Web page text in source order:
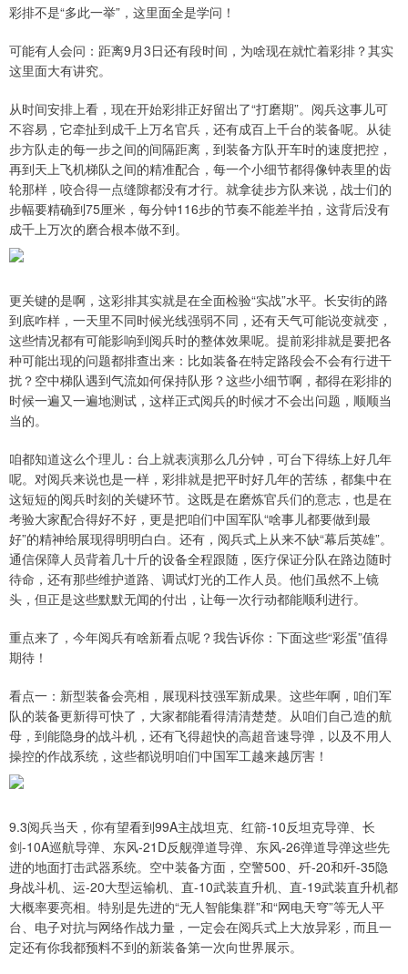
彩排不是“多此一举”，这里面全是学问！
可能有人会问：距离9月3日还有段时间，为啥现在就忙着彩排？其实
这里面大有讲究。
从时间安排上看，现在开始彩排正好留出了“打磨期”。阅兵这事儿可
不容易，它牵扯到成千上万名官兵，还有成百上千台的装备呢。从徒
步方队走的每一步之间的间隔距离，到装备方队开车时的速度把控，
再到天上飞机梯队之间的精准配合，每一个小细节都得像钟表里的齿
轮那样，咬合得一点缝隙都没有才行。就拿徒步方队来说，战士们的
步幅要精确到75厘米，每分钟116步的节奏不能差半拍，这背后没有
成千上万次的磨合根本做不到。
更关键的是啊，这彩排其实就是在全面检验“实战”水平。长安街的路
到底咋样，一天里不同时候光线强弱不同，还有天气可能说变就变，
这些情况都有可能影响到阅兵时的整体效果呢。提前彩排就是要把各
种可能出现的问题都排查出来：比如装备在特定路段会不会有行进干
扰？空中梯队遇到气流如何保持队形？这些小细节啊，都得在彩排的
时候一遍又一遍地测试，这样正式阅兵的时候才不会出问题，顺顺当
当的。
咱都知道这么个理儿：台上就表演那么几分钟，可台下得练上好几年
呢。对阅兵来说也是一样，彩排就是把平时好几年的苦练，都集中在
这短短的阅兵时刻的关键环节。这既是在磨炼官兵们的意志，也是在
考验大家配合得好不好，更是把咱们中国军队“啥事儿都要做到最
好”的精神给展现得明明白白。还有，阅兵式上从来不缺“幕后英雄”。
通信保障人员背着几十斤的设备全程跟随，医疗保证分队在路边随时
待命，还有那些维护道路、调试灯光的工作人员。他们虽然不上镜
头，但正是这些默默无闻的付出，让每一次行动都能顺利进行。
重点来了，今年阅兵有啥新看点呢？我告诉你：下面这些“彩蛋”值得
期待！
看点一：新型装备会亮相，展现科技强军新成果。这些年啊，咱们军
队的装备更新得可快了，大家都能看得清清楚楚。从咱们自己造的航
母，到能隐身的战斗机，还有飞得超快的高超音速导弹，以及不用人
操控的作战系统，这些都说明咱们中国军工越来越厉害！
9.3阅兵当天，你有望看到99A主战坦克、红箭-10反坦克导弹、长
剑-10A巡航导弹、东风-21D反舰弹道导弹、东风-26弹道导弹这些先
进的地面打击武器系统。空中装备方面，空警500、歼-20和歼-35隐
身战斗机、运-20大型运输机、直-10武装直升机、直-19武装直升机都
大概率要亮相。特别是先进的“无人智能集群”和“网电天穹”等无人平
台、电子对抗与网络作战力量，一定会在阅兵式上大放异彩，而且一
定还有你我都预料不到的新装备第一次向世界展示。